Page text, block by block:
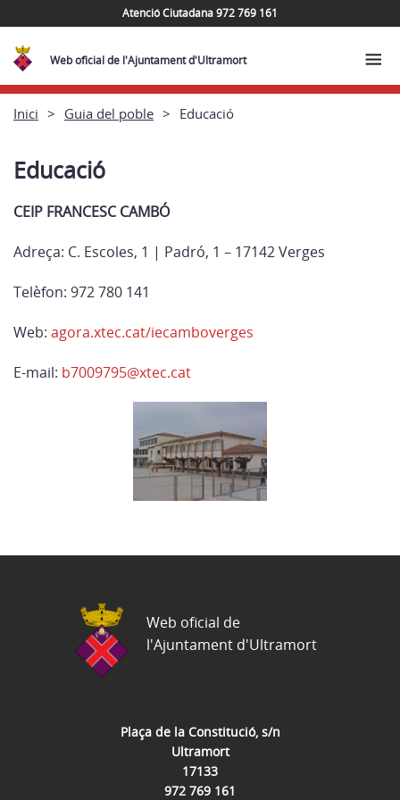
Atenció Ciutadana 972 769 161
Web oficial de l'Ajuntament d'Ultramort
Inici Guia del poble Educació
Educació
CEIP FRANCESC CAMBÓ
Adreça: C. Escoles, 1 | Padró, 1 – 17142 Verges
Telèfon: 972 780 141
Web: agora.xtec.cat/iecamboverges
E-mail: b7009795@xtec.cat
Plaça de la Constitució, s/n
Ultramort
17133
972 769 161
Web oficial de
l'Ajuntament d'Ultramort